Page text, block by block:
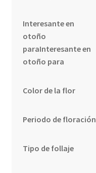
Interesante en
otoño
paraInteresante en
otoño para
Color de la flor
Periodo de floración
Tipo de follaje